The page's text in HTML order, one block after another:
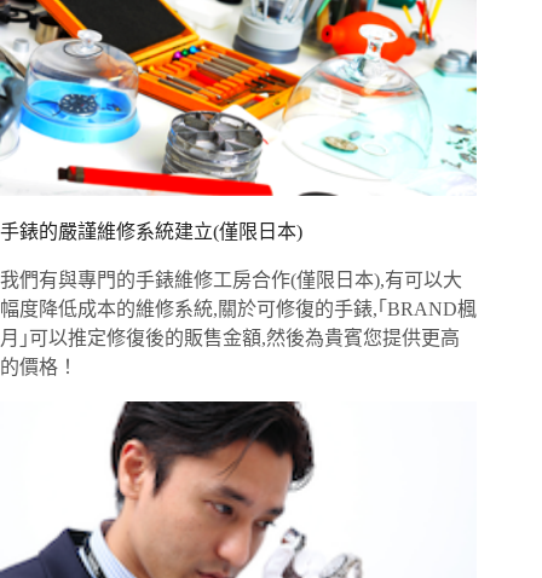
手錶的嚴謹維修系統建立(僅限日本)
我們有與專門的手錶維修工房合作(僅限日本),有可以大
幅度降低成本的維修系統,關於可修復的手錶,｢BRAND楓
月｣可以推定修復後的販售金額,然後為貴賓您提供更高
的價格！